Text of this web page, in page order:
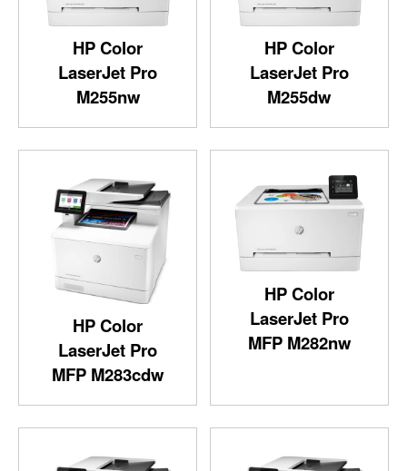
HP Color
LaserJet Pro
M255dw
HP Color
LaserJet Pro
M255nw
HP Color
LaserJet Pro
MFP M282nw
HP Color
LaserJet Pro
MFP M283cdw